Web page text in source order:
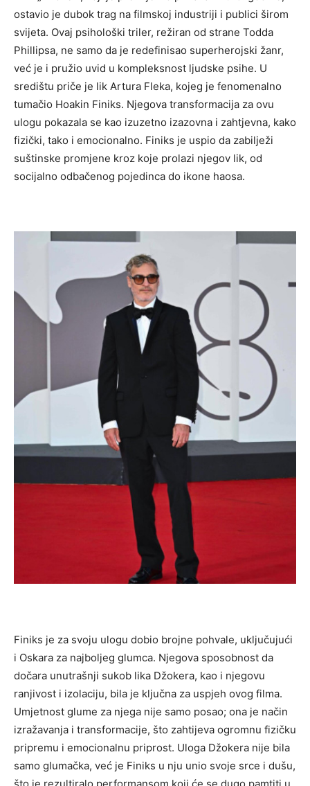
ostavio je dubok trag na filmskoj industriji i publici širom
svijeta. Ovaj psihološki triler, režiran od strane Todda
Phillipsa, ne samo da je redefinisao superherojski žanr,
već je i pružio uvid u kompleksnost ljudske psihe. U
središtu priče je lik Artura Fleka, kojeg je fenomenalno
tumačio Hoakin Finiks. Njegova transformacija za ovu
ulogu pokazala se kao izuzetno izazovna i zahtjevna, kako
fizički, tako i emocionalno. Finiks je uspio da zabilježi
suštinske promjene kroz koje prolazi njegov lik, od
socijalno odbačenog pojedinca do ikone haosa.
Finiks je za svoju ulogu dobio brojne pohvale, uključujući
i Oskara za najboljeg glumca. Njegova sposobnost da
dočara unutrašnji sukob lika Džokera, kao i njegovu
ranjivost i izolaciju, bila je ključna za uspjeh ovog filma.
Umjetnost glume za njega nije samo posao; ona je način
izražavanja i transformacije, što zahtijeva ogromnu fizičku
pripremu i emocionalnu priprost. Uloga Džokera nije bila
samo glumačka, već je Finiks u nju unio svoje srce i dušu,